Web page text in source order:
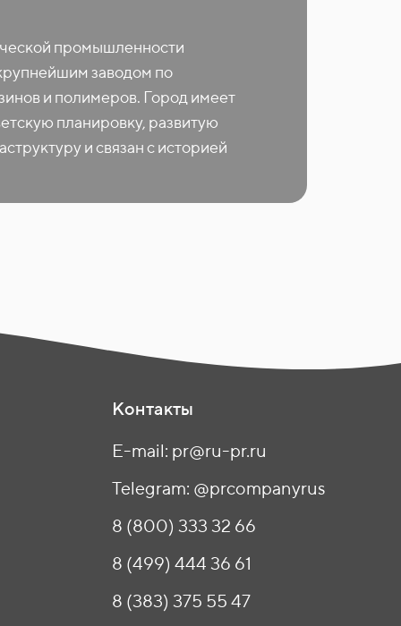
промышленности
заводом по
и полимеров. Город имеет
планировку, развитую
и связан с историей
Контакты
E-mail: pr@ru-pr.ru
Telegram: @prcompanyrus
8 (800) 333 32 66
8 (499) 444 36 61
8 (383) 375 55 47